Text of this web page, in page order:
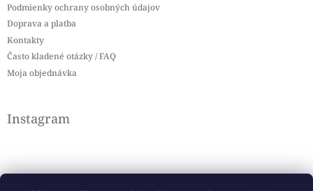
Podmienky ochrany osobných údajov
Doprava a platba
Kontakty
Často kladené otázky / FAQ
Moja objednávka
Instagram